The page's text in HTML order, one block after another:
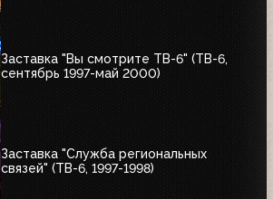
Заставка "Вы смотрите ТВ-6" (ТВ-6,
сентябрь 1997-май 2000)
Заставка "Служба региональных
связей" (ТВ-6, 1997-1998)